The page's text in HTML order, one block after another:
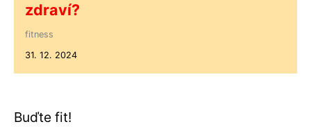
zdraví?
fitness
31. 12. 2024
Buďte fit!